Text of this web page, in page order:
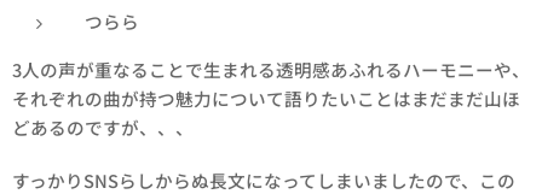
つらら
3人の声が重なることで生まれる透明感あふれるハーモニーや、
それぞれの曲が持つ魅力について語りたいことはまだまだ山ほ
どあるのですが、、、
すっかりSNSらしからぬ長文になってしまいましたので、この